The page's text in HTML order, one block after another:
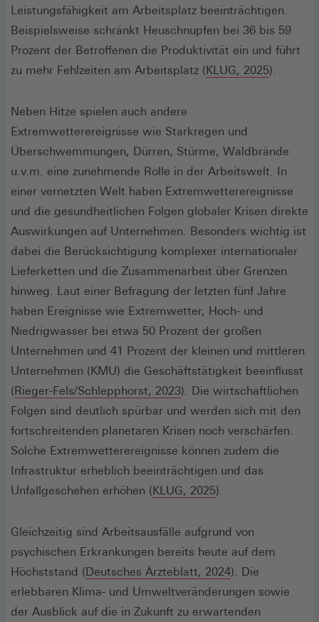
Leistungsfähigkeit am Arbeitsplatz beeinträchtigen.
Beispielsweise schränkt Heuschnupfen bei 36 bis 59
Prozent der Betroffenen die Produktivität ein und führt
zu mehr Fehlzeiten am Arbeitsplatz (KLUG, 2025(Öffnet
Fenster)
).
Neben Hitze spielen auch andere
Extremwetterereignisse wie Starkregen und
Überschwemmungen, Dürren, Stürme, Waldbrände
u.v.m. eine zunehmende Rolle in der Arbeitswelt. In
einer vernetzten Welt haben Extremwetterereignisse
und die gesundheitlichen Folgen globaler Krisen direkte
Auswirkungen auf Unternehmen. Besonders wichtig ist
dabei die Berücksichtigung komplexer internationaler
Lieferketten und die Zusammenarbeit über Grenzen
hinweg. Laut einer Befragung der letzten fünf Jahre
haben Ereignisse wie Extremwetter, Hoch- und
Niedrigwasser bei etwa 50 Prozent der großen
Unternehmen und 41 Prozent der kleinen und mittleren
Unternehmen (KMU) die Geschäftstätigkeit beeinflusst
(Rieger-Fels/Schlepphorst, 2023(Öffnet
in
einem
neuen
Fenster)
). Die wirtschaftlichen
Folgen sind deutlich spürbar und werden sich mit den
fortschreitenden planetaren Krisen noch verschärfen.
Solche Extremwetterereignisse können zudem die
Infrastruktur erheblich beeinträchtigen und das
Unfallgeschehen erhöhen (KLUG, 2025).
Gleichzeitig sind Arbeitsausfälle aufgrund von
psychischen Erkrankungen bereits heute auf dem
Höchststand (Deutsches Ärzteblatt, 2024(Öffnet
in
einem
). Die
erlebbaren Klima- und Umweltveränderungen sowie
der Ausblick auf die in Zukunft zu erwartenden